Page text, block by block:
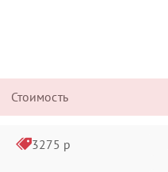
Стоимость
3275 р